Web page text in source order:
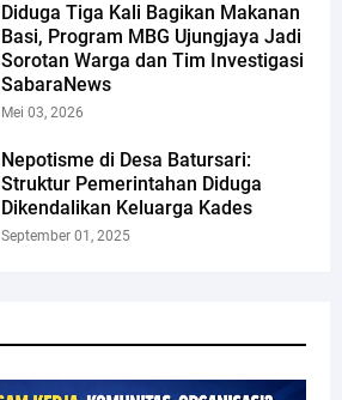
Diduga Tiga Kali Bagikan Makanan
Basi, Program MBG Ujungjaya Jadi
Sorotan Warga dan Tim Investigasi
SabaraNews
Mei 03, 2026
Nepotisme di Desa Batursari:
Struktur Pemerintahan Diduga
Dikendalikan Keluarga Kades
September 01, 2025